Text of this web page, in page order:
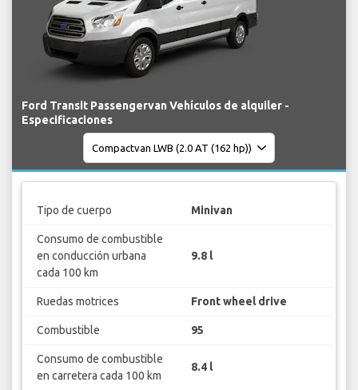
Ford Transit Passengervan Vehículos de alquiler -
Especificaciones
Tipo de cuerpo Minivan
Consumo de combustible
en conducción urbana
cada 100 km
9.8 l
Ruedas motrices Front wheel drive
Combustible 95
Consumo de combustible
en carretera cada 100 km
8.4 l